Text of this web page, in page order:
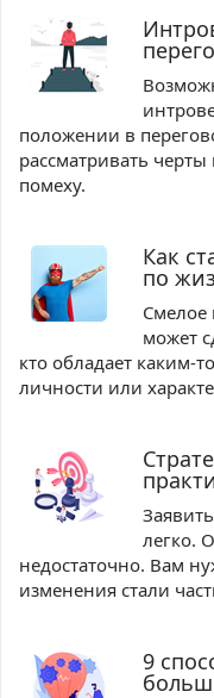
положении в
рассматривать
помеху.
Как
по
Смелое
может
кто обладает каким-
личности или
легко.
недостаточно. Вам
изменения стали
9